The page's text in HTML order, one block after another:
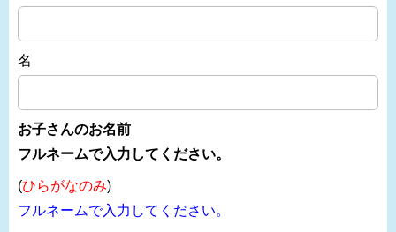
名
お子さんのお名前
フルネームで入力してください。
(ひらがなのみ)
フルネームで入力してください。